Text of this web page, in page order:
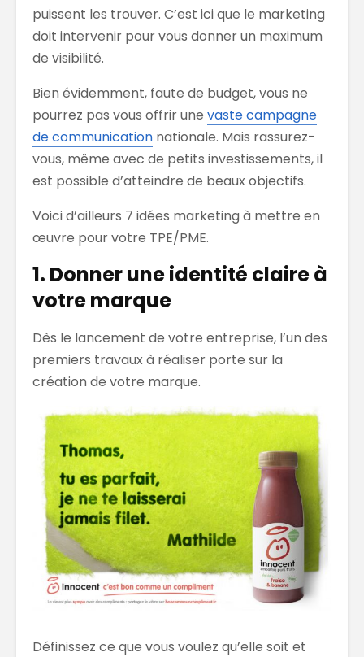
puissent les trouver. C’est ici que le marketing
doit intervenir pour vous donner un maximum
de visibilité.
Bien évidemment, faute de budget, vous ne
pourrez pas vous offrir une vaste campagne
de communication nationale. Mais rassurez-
vous, même avec de petits investissements, il
est possible d’atteindre de beaux objectifs.
Voici d’ailleurs 7 idées marketing à mettre en
œuvre pour votre TPE/PME.
1. Donner une identité claire à
votre marque
Dès le lancement de votre entreprise, l’un des
premiers travaux à réaliser porte sur la
création de votre marque.
Définissez ce que vous voulez qu’elle soit et